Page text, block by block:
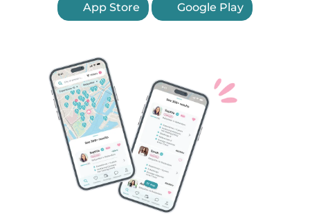
App Store Google Play